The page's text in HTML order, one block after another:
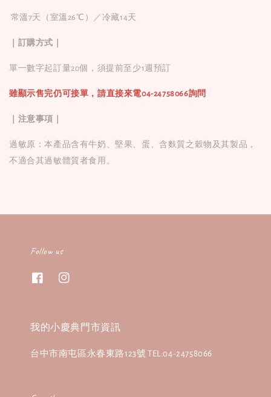
常溫7天（室溫26℃）／冷藏14天
｜訂購方式｜
單一數字起訂量20個， 須提前至少1週預訂
雖顯示售完仍可接單，請直接來電04-24758066詢問
｜注意事項｜
過敏原：本產品含有牛奶、堅果、蛋、含麩質之穀物及其製品，
不適合其過敏體質者食用。
Follow us
我的小慶典門市資訊
台中市南屯區永春東路123號 TEL:04-24758066